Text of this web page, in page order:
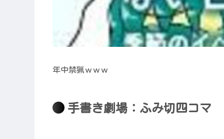
年中禁猟ｗｗｗ
手書き劇場：ふみ切四コマ